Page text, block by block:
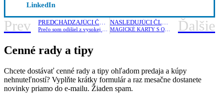
LinkedIn
Prev PREDCHÁDZAJÚCI ČLÁNOK NASLEDUJÚCI ČLÁNOK
MAGICKÉ KARTY S OKOLOIDÚCIMI Ďalšie
Cenné rady a tipy
Chcete dostávať cenné rady a tipy ohľadom predaja a kúpy
nehnuteľností? Vyplňte krátky formulár a raz mesačne dostanete
novinky priamo do e-mailu. Žiaden spam.